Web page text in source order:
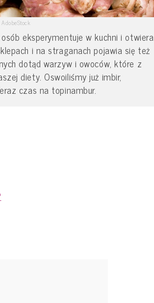
AdobeStock
eksperymentuje w kuchni i otwiera
i na straganach pojawia się też
dotąd warzyw i owoców, które z
diety. Oswoiliśmy już imbir,
czas na topinambur.